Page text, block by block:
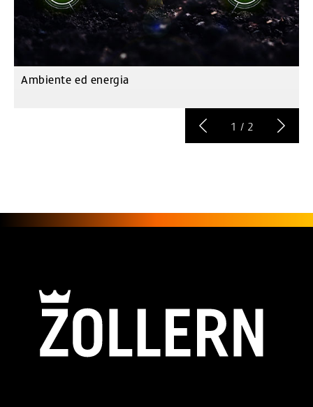
Ambiente ed energia
1 / 2